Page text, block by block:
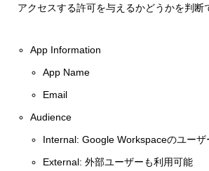
アクセスする許可を与えるかどうかを判断
App Information
App Name
Email
Audience
Internal: Google Workspaceのユーザ
External: 外部ユーザーも利用可能